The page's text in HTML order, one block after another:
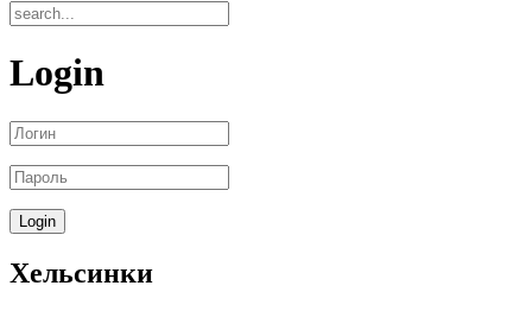
Login
Хельсинки